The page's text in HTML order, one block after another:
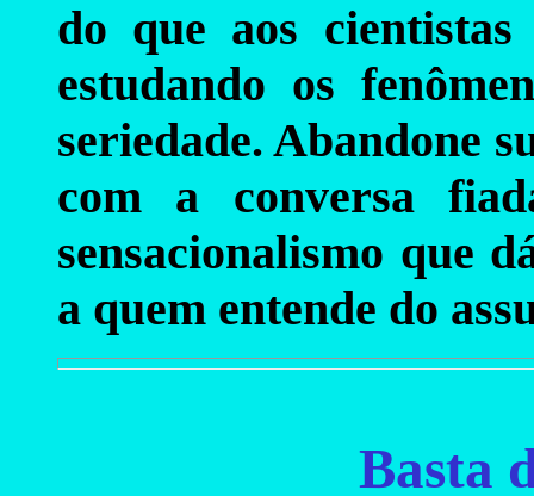
do que aos
estudando os
seriedade. Abandone
com a conversa
sensacionalismo que
a quem entende do
Basta